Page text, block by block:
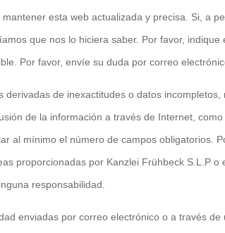
esta web actualizada y precisa. Si, a
que nos lo hiciera saber. Por favor,
Por favor, envíe su duda por correo
derivadas de inexactitudes o datos
de la información a través de Internet,
al mínimo el número de campos obligatorios.
proporcionadas por Kanzlei Frühbeck S.L.P o
responsabilidad.
enviadas por correo electrónico o a través